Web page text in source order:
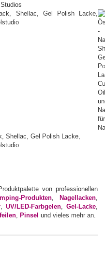
von professionellen
Produkten, Nagellacken
UV/LED-Farbgelen Gel-Lacke
Pinsel und vieles mehr an.